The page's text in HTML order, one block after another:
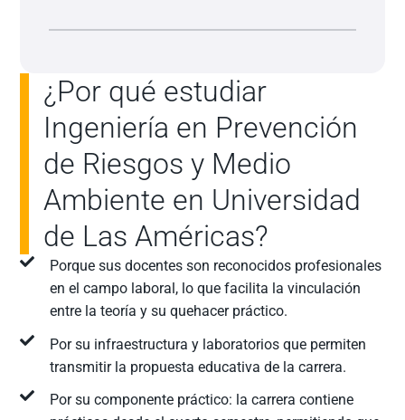
¿Por qué estudiar
Ingeniería en Prevención
de Riesgos y Medio
Ambiente en Universidad
de Las Américas?
Porque sus docentes son reconocidos profesionales
en el campo laboral, lo que facilita la vinculación
entre la teoría y su quehacer práctico.
Por su infraestructura y laboratorios que permiten
transmitir la propuesta educativa de la carrera.
Por su componente práctico: la carrera contiene